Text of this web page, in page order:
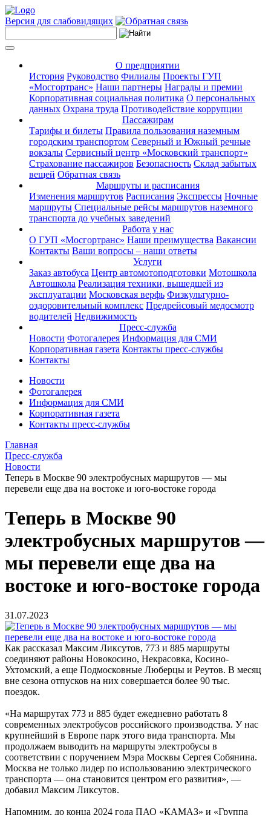
Версия для слабовидящих
О предприятии
История Руководство Филиалы Проекты ГУП
«Мосгортранс» Наши партнеры Награды и премии
Корпоративная социальная политика О персональных
данных Охрана труда Противодействие коррупции
Пассажирам
Тарифы и билеты Правила пользования наземным
городским транспортом Северный и Южный речные
вокзалы Сервисный центр «Московский транспорт»
Страхование пассажиров Безопасность Склад забытых
вещей Обратная связь
Маршруты и расписания
Изменения маршрутов Расписания Экспрессы Ночные
маршруты Специальные рейсы маршрутов наземного
транспорта до учебных заведений
Работа у нас
О ГУП «Мосгортранс» Наши преимущества Вакансии
Контакты Ваши вопросы – наши ответы
Услуги
Заказ автобуса Центр автомотоподготовки Мотошкола
Автошкола Реализация техники, вышедшей из
эксплуатации Московская верфь Физкультурно-
оздоровительный комплекс Предрейсовый медосмотр
водителей Недвижимость
Пресс-служба
Новости Фотогалерея Информация для СМИ
Корпоративная газета Контакты пресс-службы
Контакты
Новости
Фотогалерея
Информация для СМИ
Корпоративная газета
Контакты пресс-службы
Главная
Пресс-служба
Новости
Теперь в Москве 90 электробусных маршрутов — мы
перевели еще два на востоке и юго-востоке города
Теперь в Москве 90
электробусных маршрутов —
мы перевели еще два на
востоке и юго-востоке города
31.07.2023
Как рассказал Максим Ликсутов, 773 и 885 маршруты
соединяют районы Новокосино, Некрасовка, Косино-
Ухтомский, а еще Подмосковные Люберцы и Реутов. В месяц
вне сезона отпусков на них совершается более 90 тыс.
поездок.
«На маршрутах 773 и 885 будет ежедневно работать 8
современных электробусов российского производства. У нас
крупнейший в Европе парк этого вида транспорта. Мы
продолжаем выводить на маршруты электробусы в
соответствии с поручением Мэра Москвы Сергея Собянина.
Москва не только лидер по использованию электрического
транспорта — она становится центром его развития», —
добавил Максим Ликсутов.
Напомним, до конца 2024 года ПАО «КАМАЗ» и «Группа